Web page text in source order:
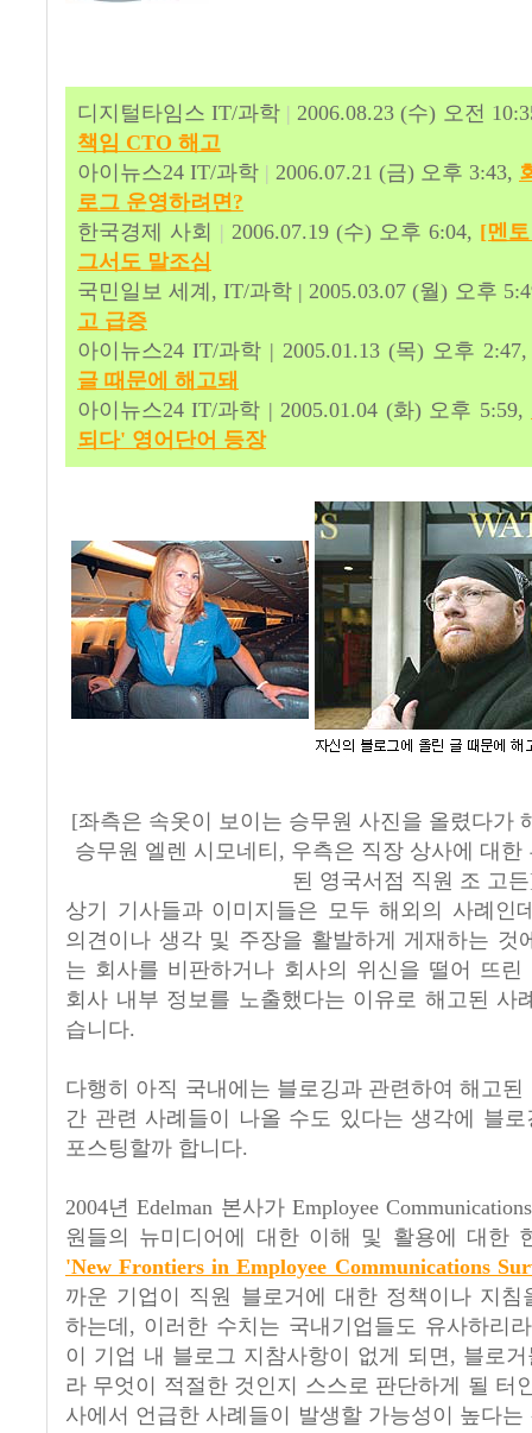
디지털타임스 IT/과학 | 2006.08.23 (수) 오전
책임 CTO 해고
아이뉴스24 IT/과학 | 2006.07.21 (금) 오후 3:43,
로그 운영하려면?
한국경제 사회 | 2006.07.19 (수) 오후 6:04, [멘
그서도 말조심
국민일보 세계, IT/과학 | 2005.03.07 (월) 오후
고 급증
아이뉴스24 IT/과학 | 2005.01.13 (목) 오후
글 때문에 해고돼
아이뉴스24 IT/과학 | 2005.01.04 (화) 오후 5:59,
되다' 영어단어 등장
[좌측은 속옷이 보이는 승무원 사진을 올렸다가
승무원 엘렌 시모네티, 우측은 직장 상사에 대한
된 영국서점 직원 조 고
상기 기사들과 이미지들은 모두 해외의 사례인
의견이나 생각 및 주장을 활발하게 게재하는 것
는 회사를 비판하거나 회사의 위신을 떨어 뜨
회사 내부 정보를 노출했다는 이유로 해고된 사
습니다.
다행히 아직 국내에는 블로깅과 관련하여 해고
간 관련 사례들이 나올 수도 있다는 생각에 블
포스팅할까 합니다.
2004년 Edelman 본사가 Employee
원들의 뉴미디어에 대한 이해 및 활용에 대한
'New Frontiers in Employee Communications
까운 기업이 직원 블로거에 대한 정책이나 지
하는데, 이러한 수치는 국내기업들도 유사하리
이 기업 내 블로그 지참사항이 없게 되면, 블로
라 무엇이 적절한 것인지 스스로 판단하게 될 터
사에서 언급한 사례들이 발생할 가능성이 높다